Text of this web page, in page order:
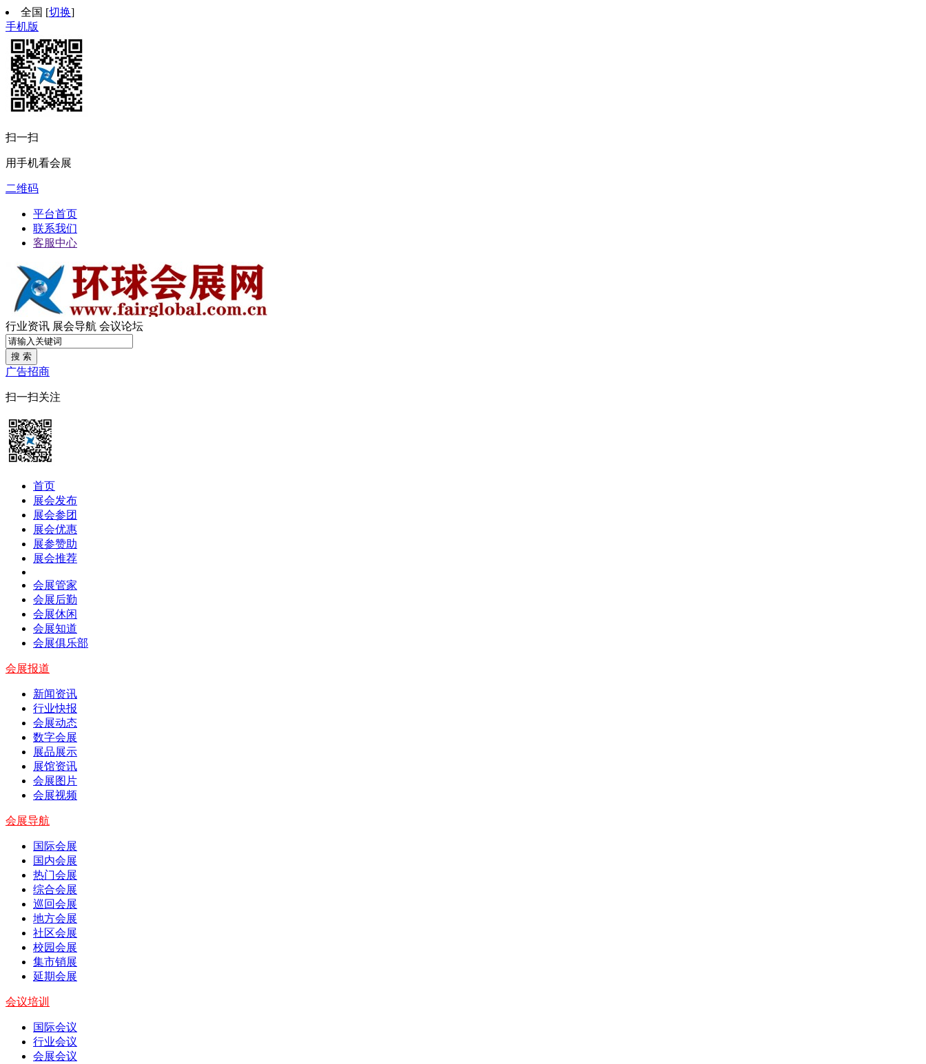
全国 [切换]
手机版
扫一扫
用手机看会展
二维码
平台首页
联系我们
客服中心
行业资讯 展会导航 会议论坛
搜 索
广告招商
扫一扫关注
首页
展会发布
展会参团
展会优惠
展参赞助
展会推荐
会展管家
会展后勤
会展休闲
会展知道
会展俱乐部
会展报道
新闻资讯
行业快报
会展动态
数字会展
展品展示
展馆资讯
会展图片
会展视频
会展导航
国际会展
国内会展
热门会展
综合会展
巡回会展
地方会展
社区会展
校园会展
集市销展
延期会展
会议培训
国际会议
行业会议
会展会议